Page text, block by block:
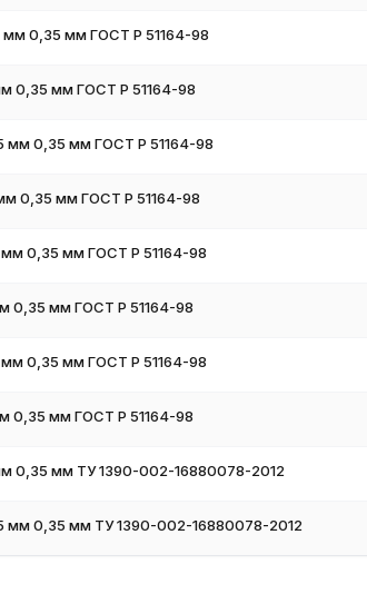
0,35 мм ГОСТ Р 51164-98
0,35 мм ГОСТ Р 51164-98
мм 0,35 мм ГОСТ Р 51164-98
0,35 мм ГОСТ Р 51164-98
0,35 мм ГОСТ Р 51164-98
0,35 мм ГОСТ Р 51164-98
0,35 мм ГОСТ Р 51164-98
0,35 мм ГОСТ Р 51164-98
0,35 мм ТУ 1390-002-16880078-2012
мм 0,35 мм ТУ 1390-002-16880078-2012